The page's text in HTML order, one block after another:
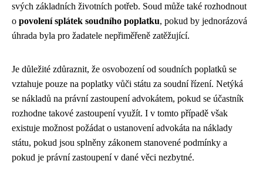
svých základních životních potřeb. Soud může také rozhodnout
o povolení splátek soudního poplatku, pokud by jednorázová
úhrada byla pro žadatele nepřiměřeně zatěžující.
Je důležité zdůraznit, že osvobození od soudních poplatků se
vztahuje pouze na poplatky vůči státu za soudní řízení. Netýká
se nákladů na právní zastoupení advokátem, pokud se účastník
rozhodne takové zastoupení využít. I v tomto případě však
existuje možnost požádat o ustanovení advokáta na náklady
státu, pokud jsou splněny zákonem stanovené podmínky a
pokud je právní zastoupení v dané věci nezbytné.